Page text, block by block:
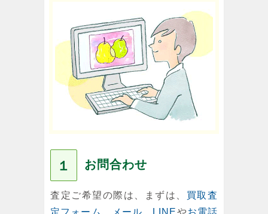
１ お問合わせ
査定ご希望の際は、まずは、 買取査
定フォーム
メール LINEやお電話